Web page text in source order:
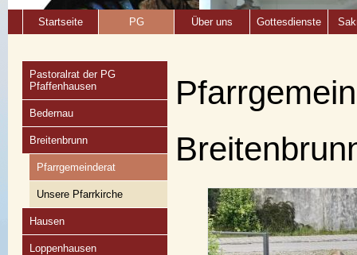
Startseite PG Über uns Gottesdienste
Pastoralrat der PG
Pfaffenhausen
Bedernau
Breitenbrunn
Pfarrgemeinderat
Unsere Pfarrkirche
Hausen
Loppenhausen